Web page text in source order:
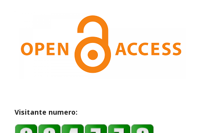
Visitante numero: